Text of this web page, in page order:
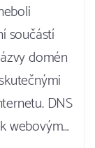
součástí
domén
DNS
webovým…